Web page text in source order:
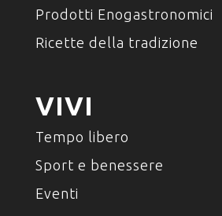
Prodotti Enogastronomici
Ricette della tradizione
VIVI
Tempo libero
Sport e benessere
Eventi